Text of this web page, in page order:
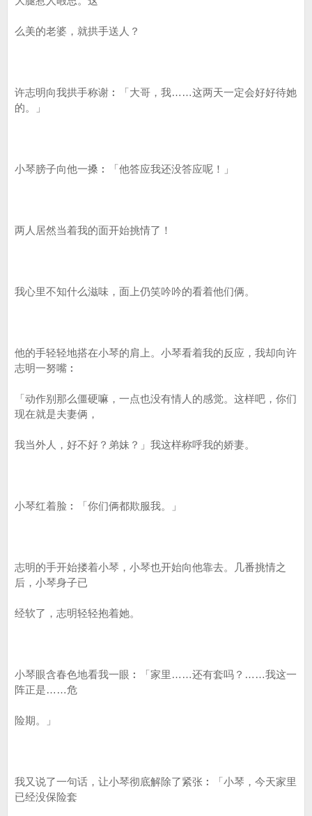
么美的老婆，就拱手送人？
许志明向我拱手称谢︰「大哥，我……这两天一定会好好待她
的。」
小琴膀子向他一搡︰「他答应我还没答应呢！」
两人居然当着我的面开始挑情了！
我心里不知什么滋味，面上仍笑吟吟的看着他们俩。
他的手轻轻地搭在小琴的肩上。小琴看着我的反应，我却向许
志明一努嘴︰
「动作别那么僵硬嘛，一点也没有情人的感觉。这样吧，你们
现在就是夫妻俩，
我当外人，好不好？弟妹？」我这样称呼我的娇妻。
小琴红着脸︰「你们俩都欺服我。」
志明的手开始搂着小琴，小琴也开始向他靠去。几番挑情之
后，小琴身子已
经软了，志明轻轻抱着她。
小琴眼含春色地看我一眼︰「家里……还有套吗？……我这一
阵正是……危
险期。」
我又说了一句话，让小琴彻底解除了紧张︰「小琴，今天家里
已经没保险套